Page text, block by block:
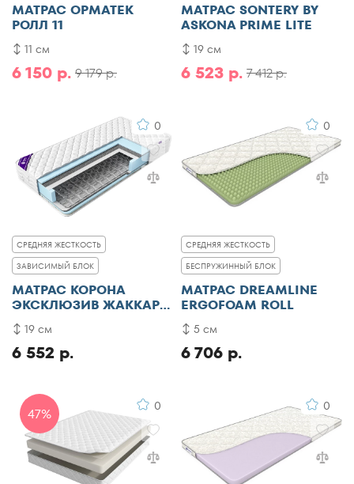
МАТРАС ОРМАТЕК
РОЛЛ 11
9 179 р.
6 150 р.
11 см
МАТРАС SONTERY BY
ASKONA PRIME LITE
7 412 р.
6 523 р.
19 см
0
СРЕДНЯЯ ЖЕСТКОСТЬ
ЗАВИСИМЫЙ БЛОК
МАТРАС КОРОНА
ЭКСКЛЮЗИВ ЖАККАРД
ПЛЮС
6 552 р.
19 см
0
СРЕДНЯЯ ЖЕСТКОСТЬ
БЕСПРУЖИННЫЙ БЛОК
МАТРАС DREAMLINE
ERGOFOAM ROLL
6 706 р.
5 см
47% 0 0